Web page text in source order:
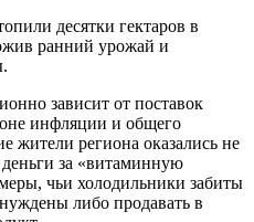
десятки гектаров в
ранний урожай и
зависит от поставок
инфляции и общего
жители региона оказались не
за «витаминную
чьи холодильники забиты
либо продавать в